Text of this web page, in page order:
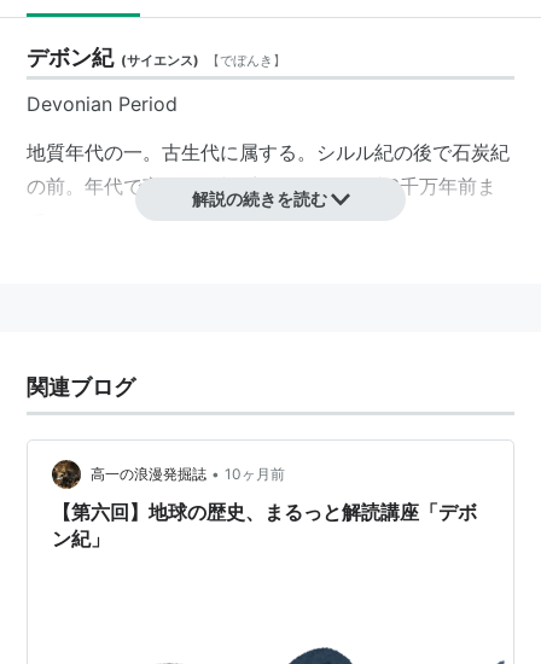
デボン紀 (サイエンス) 【でぼんき 】
Devonian Period
地質年代の一。古生代に属する。シルル紀の後で石炭紀
の前。年代で言うと4億1千万年前から3億6千万年前ま
解説の続きを読む
関連ブログ
高一の浪漫発掘誌 • 10ヶ月前
【第六回】地球の歴史、まるっと解読講座「デボ
ン紀」